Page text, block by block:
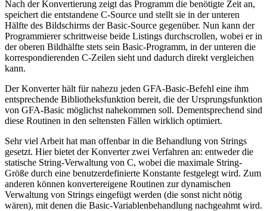
Nach der Konvertierung zeigt das Programm die benötigte Zeit an,
speichert die entstandene C-Source und stellt sie in der unteren
Hälfte des Bildschirms der Basic-Source gegenüber. Nun kann der
Programmierer schrittweise beide Listings durchscrollen, wobei er in
der oberen Bildhälfte stets sein Basic-Programm, in der unteren die
korrespondierenden C-Zeilen sieht und dadurch direkt vergleichen
kann.
Der Konverter hält für nahezu jeden GFA-Basic-Befehl eine ihm
entsprechende Bibliotheksfunktion bereit, die der Ursprungsfunktion
von GFA-Basic möglichst nahekommen soll. Dementsprechend sind
diese Routinen in den seltensten Fällen wirklich optimiert.
Sehr viel Arbeit hat man offenbar in die Behandlung von Strings
gesetzt. Hier bietet der Konverter zwei Verfahren an: entweder die
statische String-Verwaltung von C, wobei die maximale String-
Größe durch eine benutzerdefinierte Konstante festgelegt wird. Zum
anderen können konvertereigene Routinen zur dynamischen
Verwaltung von Strings eingefügt werden (die sonst nicht nötig
wären), mit denen die Basic-Variablenbehandlung nachgeahmt wird.